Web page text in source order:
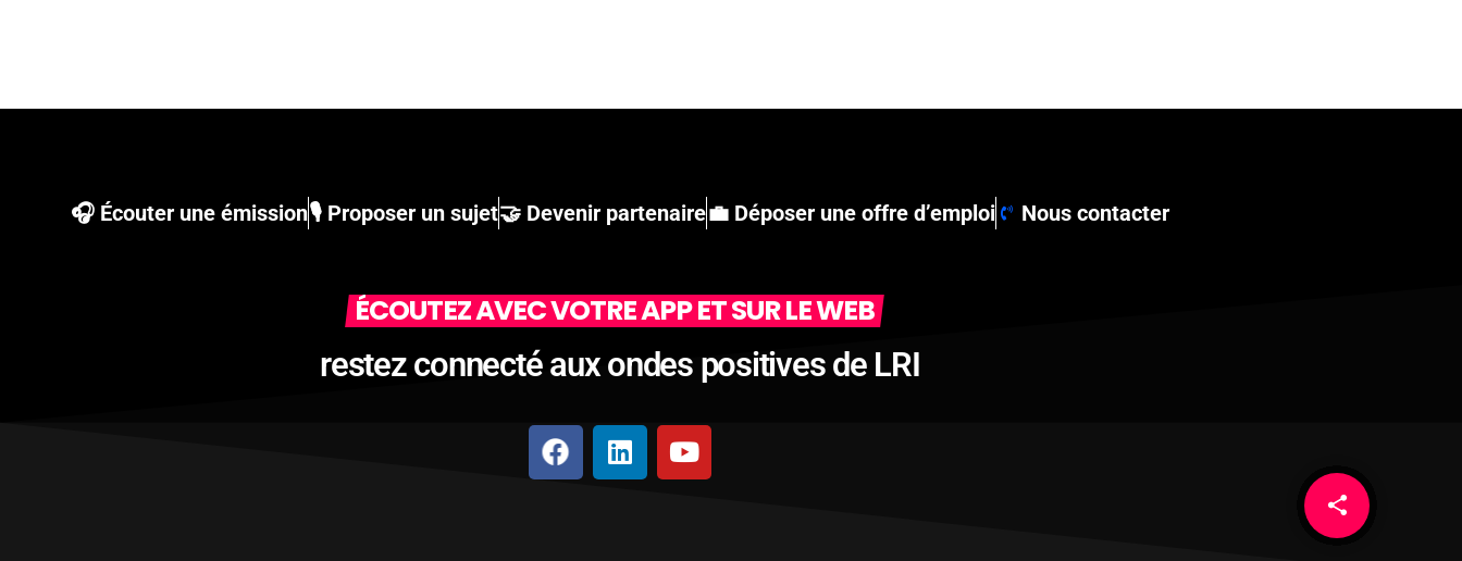
share
email
🎧 Écouter une émission🎙 Proposer un sujet🤝 Devenir partenaire💼 Déposer une offre d’emploi Nous contacter
ÉCOUTEZ AVEC VOTRE APP ET SUR LE WEB
restez connecté aux ondes positives de LRI